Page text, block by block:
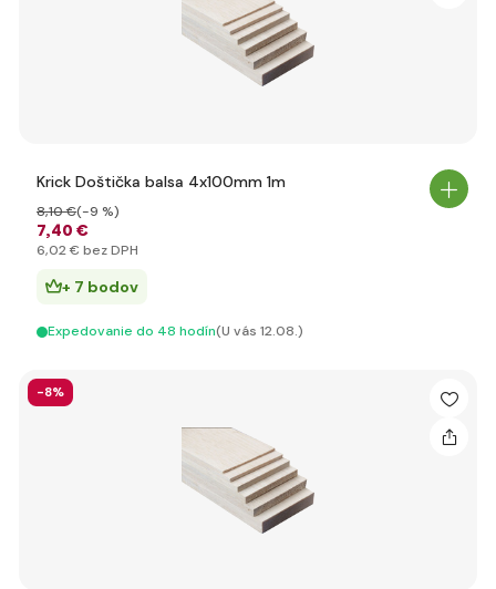
Krick Doštička balsa 4x100mm 1m
7,40 €
8,10 €(-9 %)
6,02 € bez DPH
+ 7 bodov
Expedovanie do 48 hodín(U vás 12.08.)
-8%